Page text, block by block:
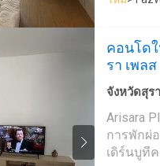
และสว
ประกอ
และสวน
ประกอบ
และสวนหย่อ
ความปล
สามารถ
ถนนหน้า
ให้บริก
สายไหน
โครงการ
บริษัท
มีทั้งหม
ที่ตั้งโคร
ราษฏร์ธ
ตารางเ
โด คุณส
บ่อผุด แล
สำคัญ ไม่
หมู่บ้านช
อำนวยค
เทนนิส ส
บริการพิ
คุณพร้อม
คอนโด
รา เพลส
จังหวัดสุร
ระเบียง
·
·เคเบิ้ลวิดี
ยิม·ยาม·
Arisara
การพักผ่
เดิร์นบูที